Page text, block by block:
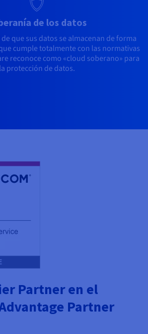
de los datos
que sus datos se almacenan de forma
cumple totalmente con las normativas
reconoce como «cloud soberano» para
la protección de datos.
Partner en el
Partner